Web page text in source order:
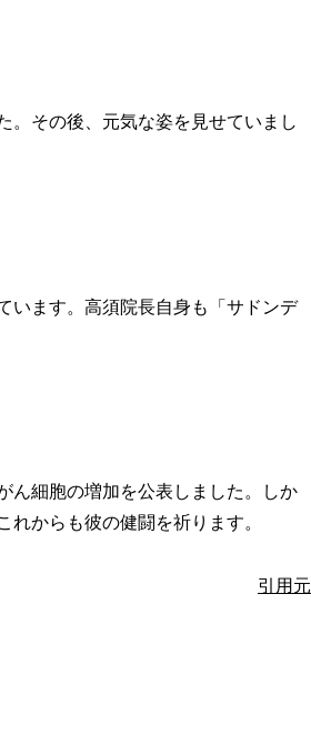
。その後、元気な姿を見せていまし
います。高須院長自身も「サドンデ
ん細胞の増加を公表しました。しか
からも彼の健闘を祈ります。
引用元